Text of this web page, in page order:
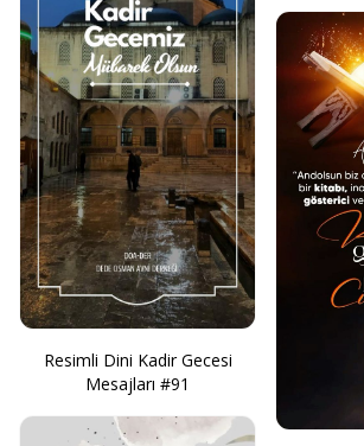
Resimli Dini Kadir Gecesi
Mesajları #91